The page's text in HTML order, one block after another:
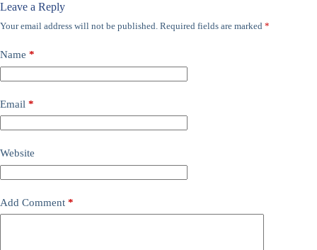
Leave a Reply
Your email address will not be published. Required fields are marked *
Name *
Email *
Website
Add Comment *